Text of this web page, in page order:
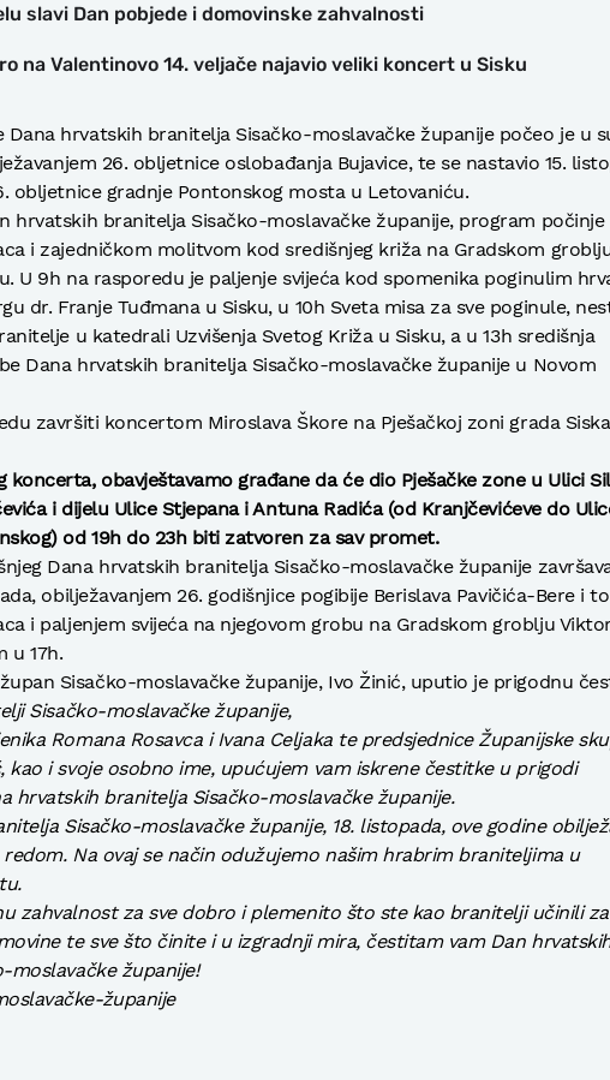
slavi Dan pobjede i domovinske zahvalnosti
na Valentinovo 14. veljače najavio veliki koncert u Sisku
Dana hrvatskih branitelja Sisačko-moslavačke županije počeo je u
26. obljetnice oslobađanja Bujavice, te se nastavio 15.
obljetnice gradnje Pontonskog mosta u Letovaniću.
hrvatskih branitelja Sisačko-moslavačke županije, program počinje
i zajedničkom molitvom kod središnjeg križa na Gradskom
U 9h na rasporedu je paljenje svijeća kod spomenika poginulim
dr. Franje Tuđmana u Sisku, u 10h Sveta misa za sve poginule,
u katedrali Uzvišenja Svetog Križa u Sisku, a u 13h središnja
Dana hrvatskih branitelja Sisačko-moslavačke županije u Novom
završiti koncertom Miroslava Škore na Pješačkoj zoni grada
koncerta, obavještavamo građane da će dio Pješačke zone u Ulici
i dijelu Ulice Stjepana i Antuna Radića (od Kranjčevićeve do
od 19h do 23h biti zatvoren za sav promet.
Dana hrvatskih branitelja Sisačko-moslavačke županije
obilježavanjem 26. godišnjice pogibije Berislava Pavičića-Bere i to
i paljenjem svijeća na njegovom grobu na Gradskom groblju
u 17h.
Sisačko-moslavačke županije, Ivo Žinić, uputio je prigodnu
Sisačko-moslavačke županije,
Romana Rosavca i Ivana Celjaka te predsjednice Županijske
kao i svoje osobno ime, upućujem vam iskrene čestitke u prigodi
hrvatskih branitelja Sisačko-moslavačke županije.
Sisačko-moslavačke županije, 18. listopada, ove godine
Na ovaj se način odužujemo našim hrabrim braniteljima u
zahvalnost za sve dobro i plemenito što ste kao branitelji učinili za
te sve što činite i u izgradnji mira, čestitam vam Dan
moslavačke županije!
županije